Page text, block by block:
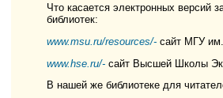
Что касается электронных версий
библиотек:
www.msu.ru/resources/- сайт МГУ
www.hse.ru/- сайт Высшей Школы
В нашей же библиотеке для